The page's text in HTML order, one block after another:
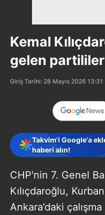
Kemal
gelen
Giriş Tarihi: 28 Mayıs 2026 13:31
Takvim'i Google'a
haberi alın!
CHP'nin 7. Genel
Kılıçdaroğlu,
Ankara’daki